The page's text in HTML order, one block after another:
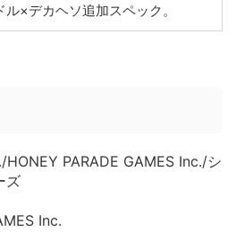
ル×デカヘソ追加スペック。
PARADE GAMES Inc./シ
ズ
Inc.